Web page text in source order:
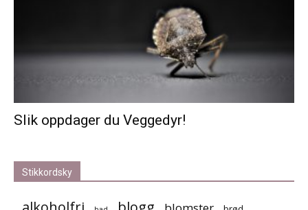
Slik oppdager du Veggedyr!
Stikkordsky